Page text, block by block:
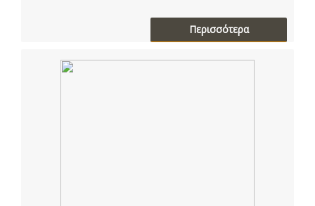
Περισσότερα